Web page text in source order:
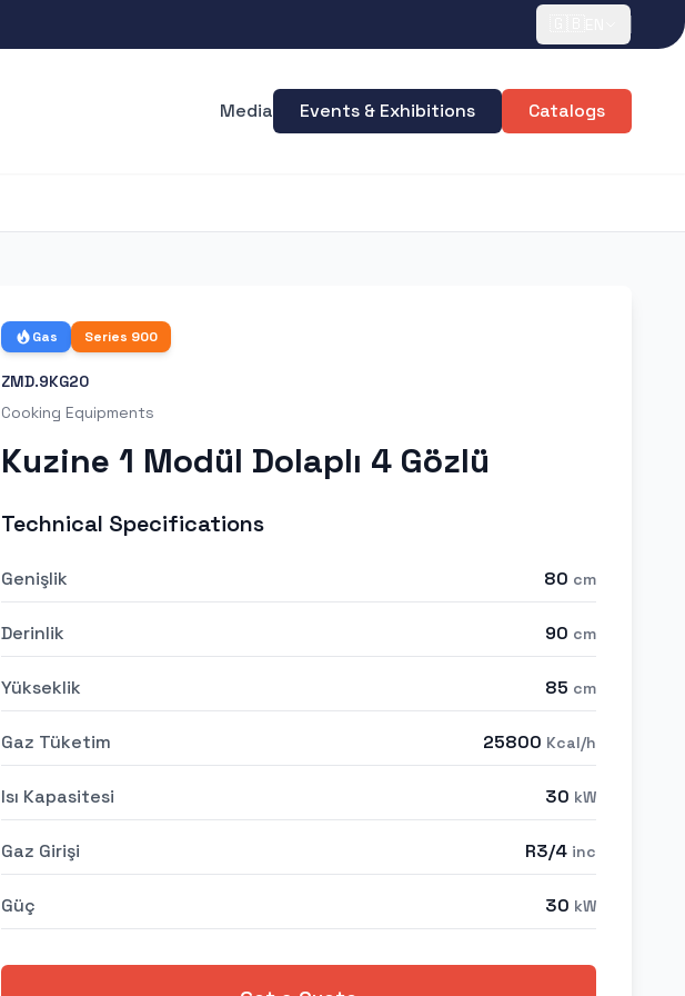
Media Events & Exhibitions Catalogs
Gas Series 900
ZMD.9KG20
Cooking Equipments
Kuzine 1 Modül Dolaplı 4 Gözlü
Technical Specifications
Genişlik 80 cm
Derinlik 90 cm
Yükseklik 85 cm
Gaz Tüketim 25800 Kcal/h
Isı Kapasitesi 30 kW
Gaz Girişi R3/4 inc
Güç 30 kW